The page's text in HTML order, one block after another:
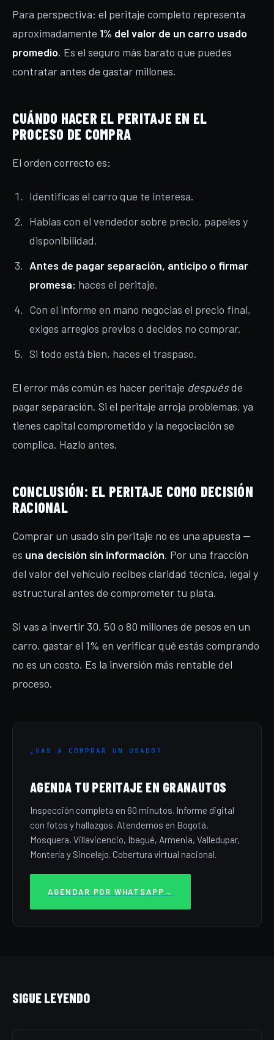
Para perspectiva: el peritaje completo representa
aproximadamente 1% del valor de un carro usado
promedio. Es el seguro más barato que puedes
contratar antes de gastar millones.
CUÁNDO HACER EL PERITAJE EN EL
PROCESO DE COMPRA
El orden correcto es:
Identificas el carro que te interesa.
Hablas con el vendedor sobre precio, papeles y
disponibilidad.
Antes de pagar separación, anticipo o firmar
promesa: haces el peritaje.
Con el informe en mano negocias el precio final,
exiges arreglos previos o decides no comprar.
Si todo está bien, haces el traspaso.
El error más común es hacer peritaje despuésde
pagar separación. Si el peritaje arroja problemas, ya
tienes capital comprometido y la negociación se
complica. Hazlo antes.
CONCLUSIÓN: EL PERITAJE COMO DECISIÓN
RACIONAL
Comprar un usado sin peritaje no es una apuesta —
es una decisión sin información. Por una fracción
del valor del vehículo recibes claridad técnica, legal y
estructural antes de comprometer tu plata.
Si vas a invertir 30, 50 o 80 millones de pesos en un
carro, gastar el 1% en verificar qué estás comprando
no es un costo. Es la inversión más rentable del
proceso.
¿VAS A COMPRAR UN USADO?
AGENDA TU PERITAJE EN GRANAUTOS
Inspección completa en 60 minutos. Informe digital
con fotos y hallazgos. Atendemos en Bogotá,
Mosquera, Villavicencio, Ibagué, Armenia, Valledupar,
Montería y Sincelejo. Cobertura virtual nacional.
AGENDAR POR WHATSAPP→
SIGUE LEYENDO